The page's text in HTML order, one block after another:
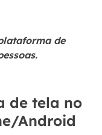
de
de tela no
Android